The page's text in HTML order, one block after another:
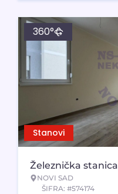
Stanovi
360°
Železnička stanica
NOVI SAD
ŠIFRA: #574174